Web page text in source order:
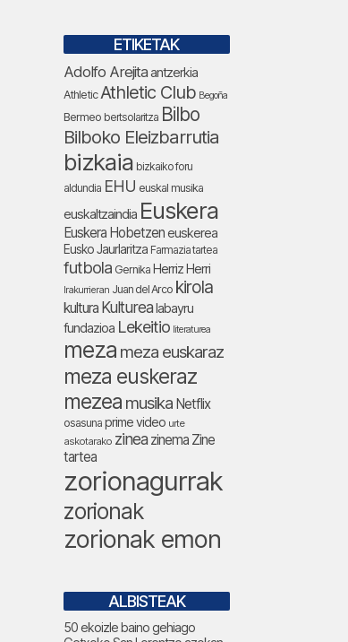
ETIKETAK
Adolfo Arejitaantzerkia
Athletic Athletic Club Begoña
Bermeo bertsolaritza Bilbo
Bilboko Eleizbarrutia
bizkaia bizkaiko foru
aldundia EHU euskal musika
euskaltzaindia Euskera
Euskera Hobetzeneuskerea
Eusko Jaurlaritza Farmazia tartea
futbola Gernika Herriz Herri
Irakurrieran Juan del Arco kirola
kultura Kulturealabayru
fundazioa Lekeitio literaturea
meza meza euskaraz
meza euskeraz
mezea musika Netflix
osasuna prime video urte
askotarako zinea zinema Zine
tartea
zorionagurrak
zorionak
zorionak emon
ALBISTEAK
50 ekoizle baino gehiago